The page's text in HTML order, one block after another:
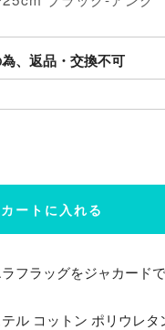
、返品・交換不可
カートに入れる
ラフラッグをジャカード
テル コットン ポリウレタ